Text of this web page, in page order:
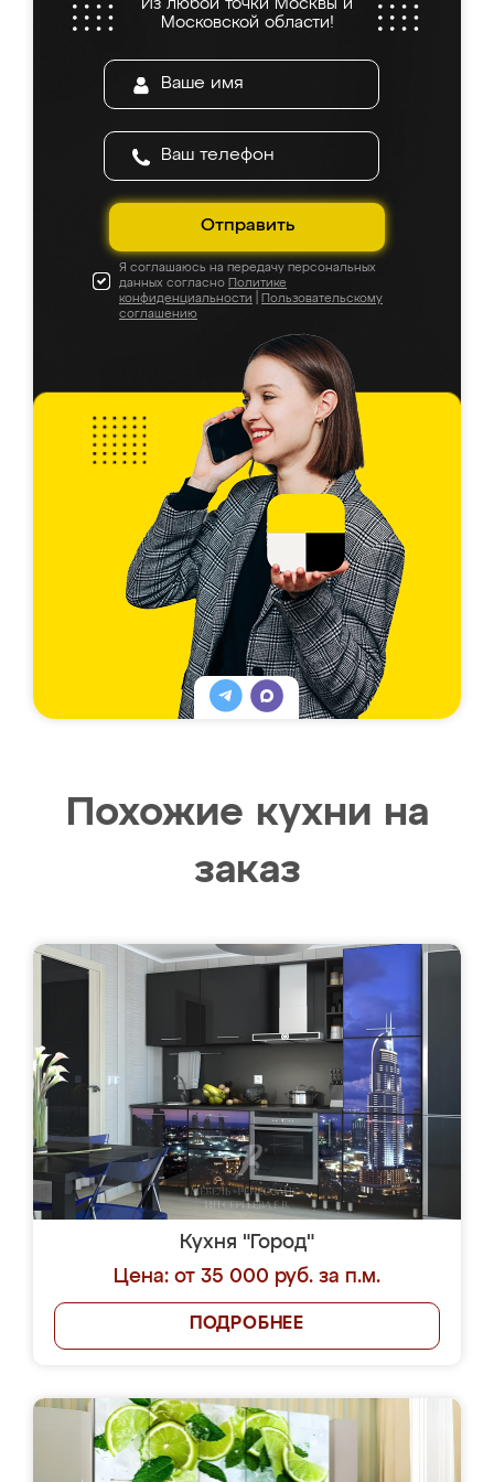
Из любой точки Москвы и
Московской области!
Отправить
Я соглашаюсь на передачу персональных
данных согласно Политике
конфиденциальности
Пользовательскому
соглашению
Похожие кухни на
заказ
Кухня "Город"
Цена: от 35 000 руб. за п.м.
ПОДРОБНЕЕ